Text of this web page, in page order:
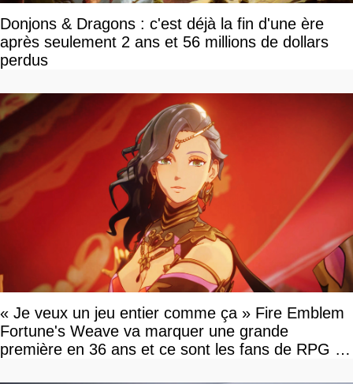
Donjons & Dragons : c'est déjà la fin d'une ère
après seulement 2 ans et 56 millions de dollars
perdus
« Je veux un jeu entier comme ça » Fire Emblem
Fortune's Weave va marquer une grande
première en 36 ans et ce sont les fans de RPG en